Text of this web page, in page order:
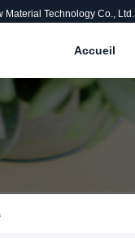
Material Technology Co., Ltd.
Accueil